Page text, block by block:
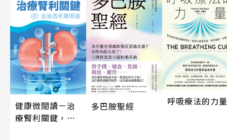
健康微閱讀－治
療腎利關鍵，血
多巴胺聖經 呼吸療法的力量